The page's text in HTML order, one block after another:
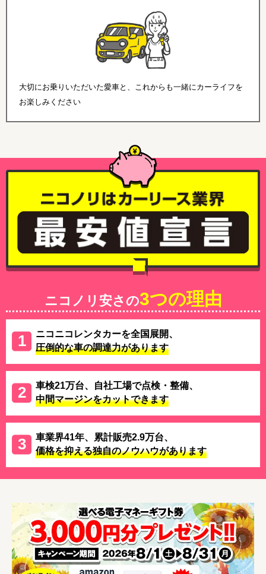
大切にお乗りいただいた愛車と、これからも一緒にカーライフを
お楽しみください
ニコノリ安さの3つの理由
ニコニコレンタカーを全国展開、
圧倒的な車の調達力があります
車検21万台、自社工場で点検・整備、
中間マージンをカットできます
車業界41年、累計販売2.9万台、
価格を抑える独自のノウハウがあります